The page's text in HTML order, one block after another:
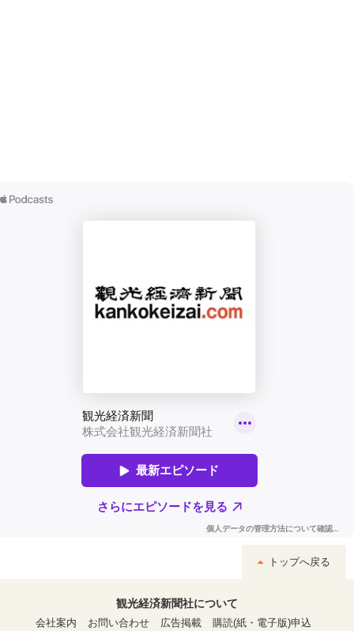
トップへ戻る
観光経済新聞社について
会社案内
お問い合わせ 広告掲載 購読(紙・電子版)申込